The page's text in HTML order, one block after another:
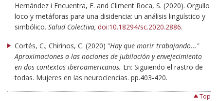
Hernández i Encuentra, E. and Climent Roca, S. (2020). Orgullo
loco y metáforas para una disidencia: un análisis lingüístico y
simbólico. Salud Colectiva, doi:10.18294/sc.2020.2886.
Cortés, C.; Chirinos, C. (2020) "Hay que morir trabajando..."
Aproximaciones a las nociones de jubilación y envejecimiento
en dos contextos iberoamericanos. En: Siguiendo el rastro de
todas. Mujeres en las neurociencias. pp.403-420.
Top